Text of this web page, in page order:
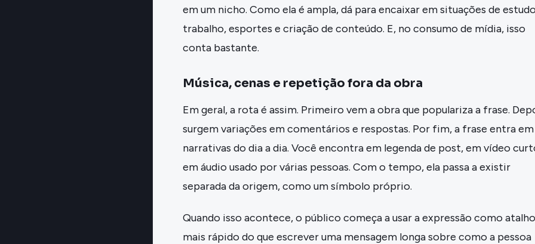
em um nicho. Como ela é ampla, dá para encaixar em situações de
trabalho, esportes e criação de conteúdo. E, no consumo de mídia, isso
conta bastante.
Música, cenas e repetição fora da obra
Em geral, a rota é assim. Primeiro vem a obra que populariza a frase.
surgem variações em comentários e respostas. Por fim, a frase entra em
narrativas do dia a dia. Você encontra em legenda de post, em vídeo
em áudio usado por várias pessoas. Com o tempo, ela passa a existir
separada da origem, como um símbolo próprio.
Quando isso acontece, o público começa a usar a expressão como
mais rápido do que escrever uma mensagem longa sobre como a pessoa